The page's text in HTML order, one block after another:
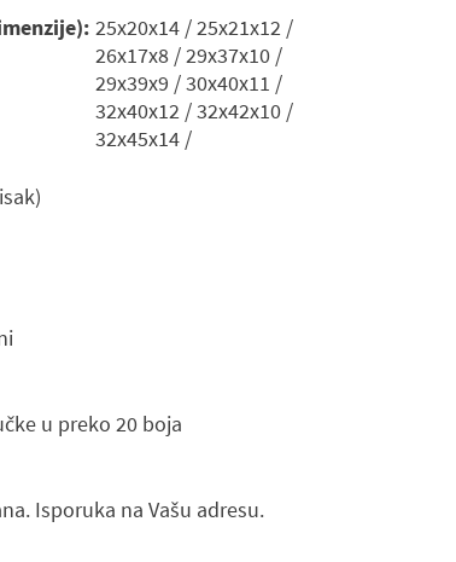
25x20x14 / 25x21x12 /
26x17x8 / 29x37x10 /
29x39x9 / 30x40x11 /
32x40x12 / 32x42x10 /
32x45x14 /
u preko 20 boja
Isporuka na Vašu adresu.